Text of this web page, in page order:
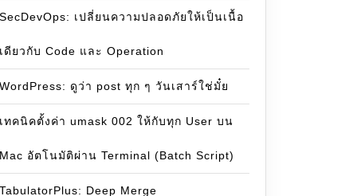
SecDevOps: เปลี่ยนความปลอดภัยให้เป็นเนื้อ
เดียวกับ Code และ Operation
WordPress: ดูว่า post ทุก ๆ วันเสาร์ใช่มั๋ย
เทคนิคตั้งค่า umask 002 ให้กับทุก User บน
Mac อัตโนมัติผ่าน Terminal (Batch Script)
TabulatorPlus: Deep Merge